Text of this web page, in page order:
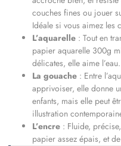
couches fines ou jouer
Idéale si vous aimez les
L’aquarelle : Tout en
papier aquarelle 300g
délicates, elle aime
La gouache : Entre
apprivoiser, elle donne
enfants, mais elle peut
illustration
L’encre : Fluide,
papier assez épais, et